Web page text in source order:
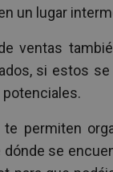
un lugar
ventas
si estos
potenciales.
permiten
se